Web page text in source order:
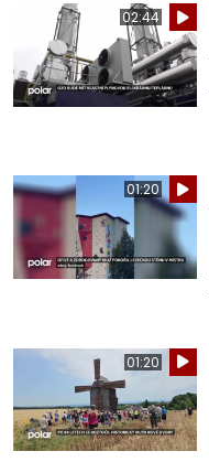
02:44
01:20
01:20